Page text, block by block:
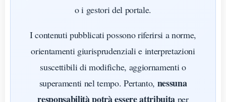
o i gestori del portale.
I contenuti pubblicati possono riferirsi a norme,
orientamenti giurisprudenziali e interpretazioni
suscettibili di modifiche, aggiornamenti o
superamenti nel tempo. Pertanto, nessuna
responsabilità potrà essere attribuitaper